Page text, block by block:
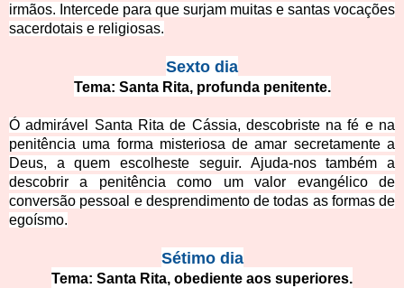
irmãos. Intercede para que surjam muitas e santas vocações
sacerdotais e religiosas.
Sexto dia
Tema: Santa Rita, profunda penitente.
Ó admirável Santa Rita de Cássia, descobriste na fé e na
penitência uma forma misteriosa de amar secretamente a
Deus, a quem escolheste seguir. Ajuda-nos também a
descobrir a penitência como um valor evangélico de
conversão pessoal e desprendimento de todas as formas de
egoísmo.
Sétimo dia
Tema: Santa Rita, obediente aos superiores.